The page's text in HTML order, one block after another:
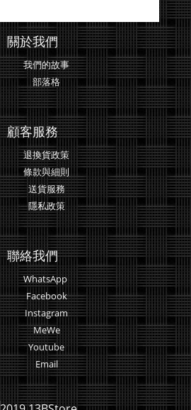
關於我們
我們的故事
部落格
顧客服務
退換貨政策
條款與細則
送貨服務
隱私政策
聯絡我們
WhatsApp
Facebook
Instagram
MeWe
Youtube
Email